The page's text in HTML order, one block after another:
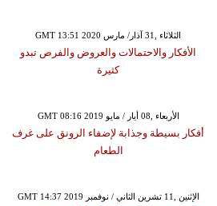
GMT 13:51 2020 الثلاثاء ,31 آذار/ مارس
الأفكار والاحتمالات والعروض والفرص تبدو
كثيرة
GMT 08:16 2019 الأربعاء ,08 أيار / مايو
أفكار بسيطة وجذابة لإضفاء الرونق على غرف
الطعام
GMT 14:37 2019 الإثنين ,11 تشرين الثاني / نوفمبر